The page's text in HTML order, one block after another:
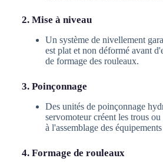
2. Mise à niveau
Un système de nivellement
est plat et non déformé avant
de formage des rouleaux.
3. Poinçonnage
Des unités de poinçonnage
servomoteur créent les trous ou
à l'assemblage des
4. Formage de rouleaux